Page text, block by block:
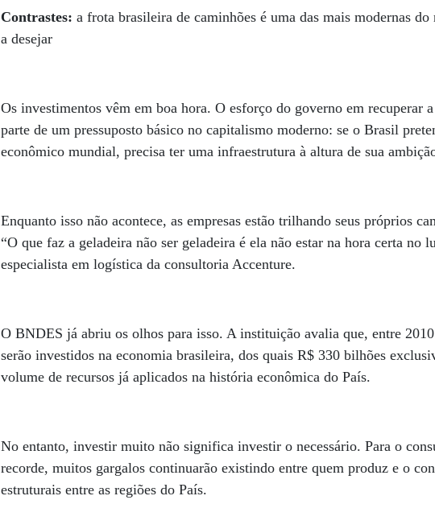
Contrastes: a frota brasileira de caminhões é uma das mais modernas
a desejar
Os investimentos vêm em boa hora. O esforço do governo em recuperar
parte de um pressuposto básico no capitalismo moderno: se o Brasil
econômico mundial, precisa ter uma infraestrutura à altura de sua
Enquanto isso não acontece, as empresas estão trilhando seus próprios
“O que faz a geladeira não ser geladeira é ela não estar na hora certa no
especialista em logística da consultoria Accenture.
O BNDES já abriu os olhos para isso. A instituição avalia que, entre
serão investidos na economia brasileira, dos quais R$ 330 bilhões
volume de recursos já aplicados na história econômica do País.
No entanto, investir muito não significa investir o necessário. Para o
recorde, muitos gargalos continuarão existindo entre quem produz e o
estruturais entre as regiões do País.